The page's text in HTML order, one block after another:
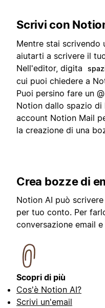
Scrivi con
Mentre stai scrivendo
aiutarti a scrivere il
Nell'editor, digita
cui puoi chiedere a
Puoi persino fare un
Notion dallo spazio
account Notion Mail
la creazione di una
Crea bozze di
Notion AI può
per tuo conto. Per
conversazione email
Scopri di più
Cos'è Notion AI?
Scrivi un'email